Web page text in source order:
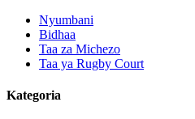
Nyumbani
Bidhaa
Taa za Michezo
Taa ya Rugby Court
Kategoria